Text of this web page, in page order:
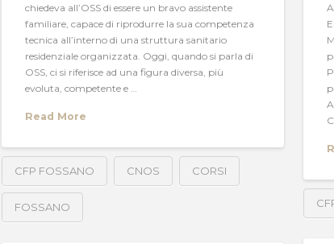
chiedeva all’OSS di essere un bravo assistente
familiare, capace di riprodurre la sua competenza
tecnica all’interno di una struttura sanitario
residenziale organizzata. Oggi, quando si parla di
OSS, ci si riferisce ad una figura diversa, più
evoluta, competente e …
Read More
CFP FOSSANO CNOS CORSI
FOSSANO